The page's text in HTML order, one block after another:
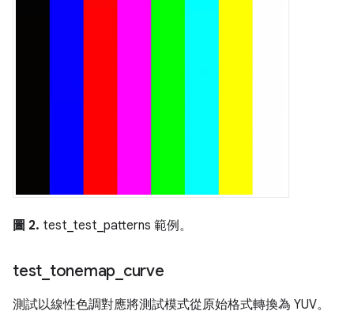
圖 2. test_test_patterns 範例。
test tonemap curve
測試以線性色調對應將測試模式從原始格式轉換為 YUV。